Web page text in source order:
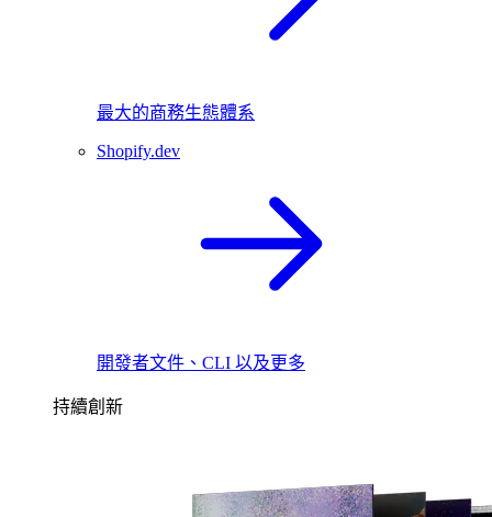
最大的商務生態體系
Shopify.dev
開發者文件、CLI 以及更多
持續創新